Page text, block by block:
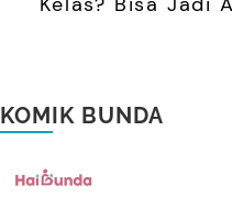
KOMIK BUNDA